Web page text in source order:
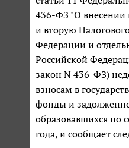
436-ФЗ "О внесении
и вторую
Федерации и
Российской
закон N 436-ФЗ)
взносам в
фонды и
образовавшихся по
года, и сообщает